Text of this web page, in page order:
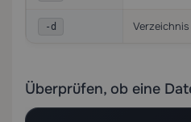
-d
Überprüfen, ob eine